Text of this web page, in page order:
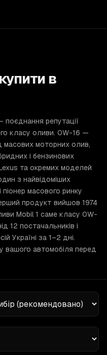
в
поєднання репутації
класу оливи. 0W-16 —
масових моторних олив,
і бензинових
та окремих моделей
з найвідоміших
піонер масового ринку
продукт вийшов 1974
Mobil 1 саме класу 0W-
12 постачальників і
Україні за 1–2 дні.
вашого автомобіля перед